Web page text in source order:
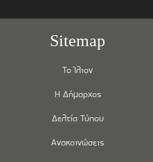
Sitemap
Το Ίλιον
Η Δήμαρχος
Δελτία Τύπου
Ανακοινώσεις